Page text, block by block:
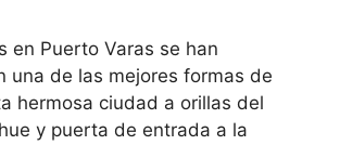
en Puerto Varas se han
una de las mejores formas de
hermosa ciudad a orillas del
y puerta de entrada a la